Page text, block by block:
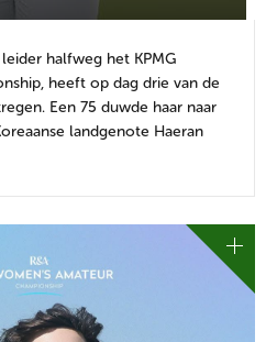
halfweg het KPMG
heeft op dag drie van de
Een 75 duwde haar naar
landgenote Haeran